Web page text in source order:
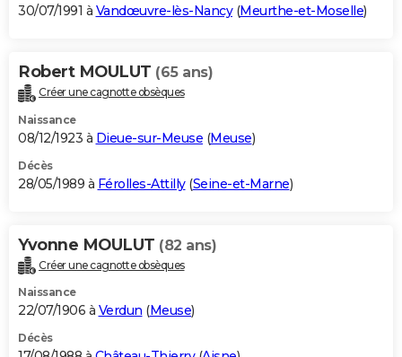
30/07/1991 à Vandœuvre-lès-Nancy(Meurthe-et-Moselle)
Robert MOULUT (65 ans)
Créer une cagnotte obsèques
Naissance
08/12/1923 à Dieue-sur-Meuse (Meuse)
Décès
28/05/1989 à Férolles-Attilly(Seine-et-Marne)
Yvonne MOULUT (82 ans)
Créer une cagnotte obsèques
Naissance
22/07/1906 à Verdun (Meuse)
Décès